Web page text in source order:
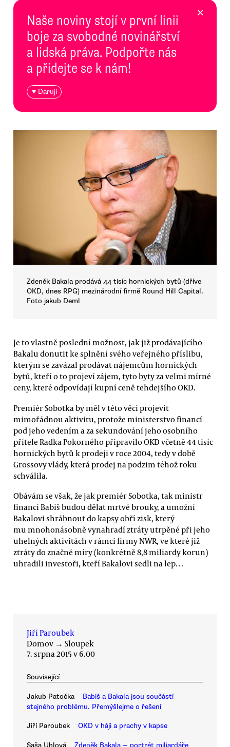
Naše noviny stojí v první linii
boje za svobodné novinářství
a lidská práva. Podpořte nás
a přidejte se k nám!
♥ Daruji
×
Zdeněk Bakala prodává 44 tisíc hornických bytů (dříve
OKD, dnes RPG) mezinárodní firmě Round Hill Capital.
Foto jakub Deml
Je to vlastně poslední možnost, jak již prodávajícího
Bakalu donutit ke splnění svého veřejného příslibu,
kterým se zavázal prodávat nájemcům hornických
bytů, kteří o to projeví zájem, tyto byty za velmi mírné
ceny, které odpovídají kupní ceně tehdejšího OKD.
Premiér Sobotka by měl v této věci projevit
mimořádnou aktivitu, protože ministerstvo financí
pod jeho vedením a za sekundování jeho osobního
přítele Radka Pokorného připravilo OKD včetně 44 tisíc
hornických bytů k prodeji v roce 2004, tedy v době
Grossovy vlády, která prodej na podzim téhož roku
schválila.
Obávám se však, že jak premiér Sobotka, tak ministr
financí Babiš budou dělat mrtvé brouky, a umožní
Bakalovi shrábnout do kapsy obří zisk, který
mu mnohonásobně vynahradí ztráty utrpěné při jeho
uhelných aktivitách v rámci firmy NWR, ve které již
ztráty do značné míry (konkrétně 8,8 miliardy korun)
uhradili investoři, kteří Bakalovi sedli na lep…
Jiří Paroubek
Domov → Sloupek
7. srpna 2015 v 6.00
Související
Jakub Patočka
Babiš a Bakala jsou součástí
stejného problému. Přemýšlejme o řešení
Jiří Paroubek OKD v háji a prachy v kapse
Saša Uhlová
Zdeněk Bakala — portrét miliardáře